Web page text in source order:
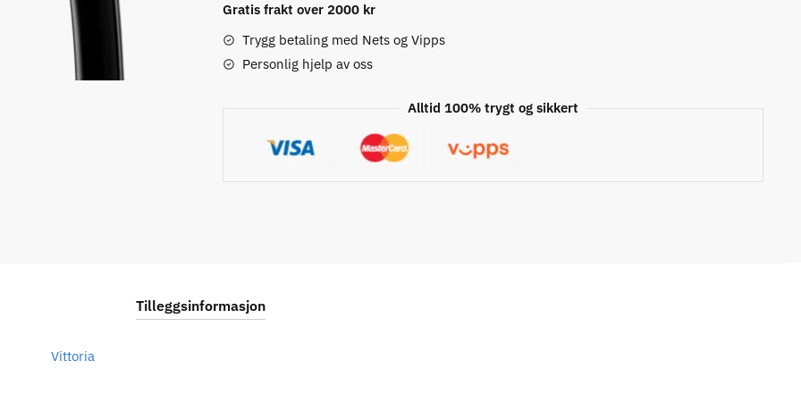
25-
622mm,
Flere
Gratis frakt over 2000 kr
Trygg betaling med Nets og Vipps
Personlig hjelp av oss
Alltid 100% trygt og sikkert
Tilleggsinformasjon
Vittoria